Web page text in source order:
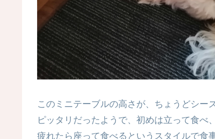
このミニテーブルの高さが、ちょうどシー
ピッタリだったようで、初めは立って食べ、
疲れたら座って食べるというスタイルで食